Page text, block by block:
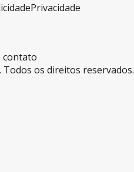
Privacidade
contato
Todos os direitos reservados.